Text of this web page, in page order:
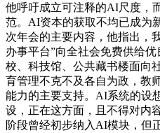
他呼吁成立可注释的AI尺度，
范。AI资本的获取不均已成为
次年会的主要内容，他指出，
办事平台”向全社会免费供给
校、科技馆、公共藏书楼面向
育管理不克不及各自为政，教
能力的主要支持。AI系统的设
设，正在这方面，且不得对内
阶段曾经初步纳入AI模块，但